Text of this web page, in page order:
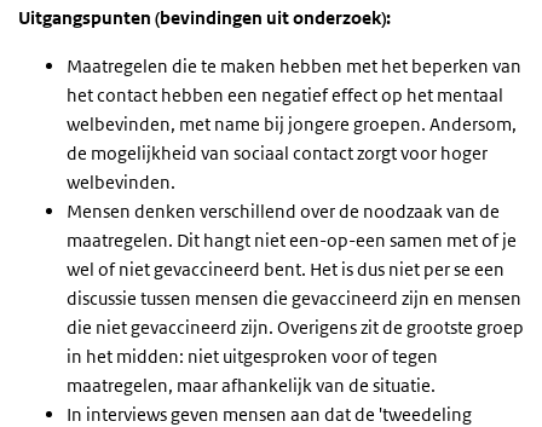
Uitgangspunten (bevindingen uit onderzoek):
Maatregelen die te maken hebben met het beperken van
het contact hebben een negatief effect op het mentaal
welbevinden, met name bij jongere groepen. Andersom,
de mogelijkheid van sociaal contact zorgt voor hoger
welbevinden.
Mensen denken verschillend over de noodzaak van de
maatregelen. Dit hangt niet een-op-een samen met of je
wel of niet gevaccineerd bent. Het is dus niet per se een
discussie tussen mensen die gevaccineerd zijn en mensen
die niet gevaccineerd zijn. Overigens zit de grootste groep
in het midden: niet uitgesproken voor of tegen
maatregelen, maar afhankelijk van de situatie.
In interviews geven mensen aan dat de 'tweedeling